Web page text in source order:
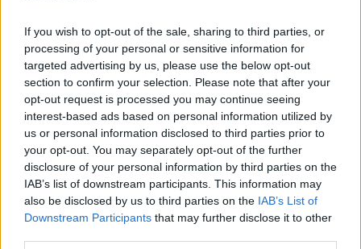
If you wish to opt-out of the sale, sharing to third parties, or
processing of your personal or sensitive information for
targeted advertising by us, please use the below opt-out
section to confirm your selection. Please note that after your
opt-out request is processed you may continue seeing
interest-based ads based on personal information utilized by
us or personal information disclosed to third parties prior to
your opt-out. You may separately opt-out of the further
disclosure of your personal information by third parties on the
IAB’s list of downstream participants. This information may
also be disclosed by us to third parties on the IAB’s List of
Downstream Participants that may further disclose it to other
Σχετικά Άρθρα